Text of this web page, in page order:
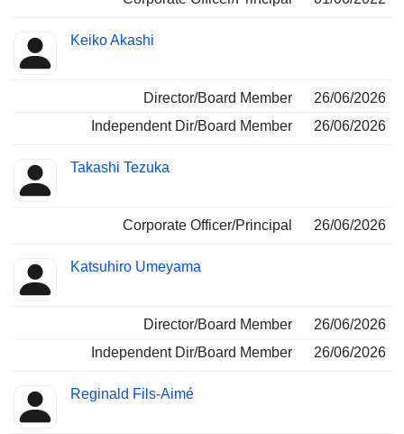
Keiko Akashi
Director/Board Member
26/06/2026
Independent Dir/Board Member
26/06/2026
Takashi Tezuka
Corporate Officer/Principal 26/06/2026
Katsuhiro Umeyama
Director/Board Member
26/06/2026
Independent Dir/Board Member
26/06/2026
Reginald Fils-Aimé